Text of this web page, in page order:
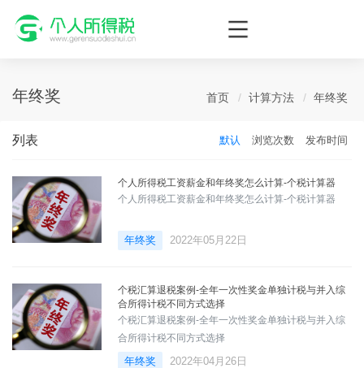
个人所得税网，最新个税资讯平台，您的个税管理专家！
年终奖 首页 计算方法 年终奖
列表 默认 浏览次数 发布时间
个人所得税工资薪金和年终奖怎么计算-个税计算器
个人所得税工资薪金和年终奖怎么计算-个税计算器
年终奖 2022年05月22日
个税汇算退税案例-全年一次性奖金单独计税与并入综
合所得计税不同方式选择
个税汇算退税案例-全年一次性奖金单独计税与并入综
合所得计税不同方式选择
年终奖 2022年04月26日